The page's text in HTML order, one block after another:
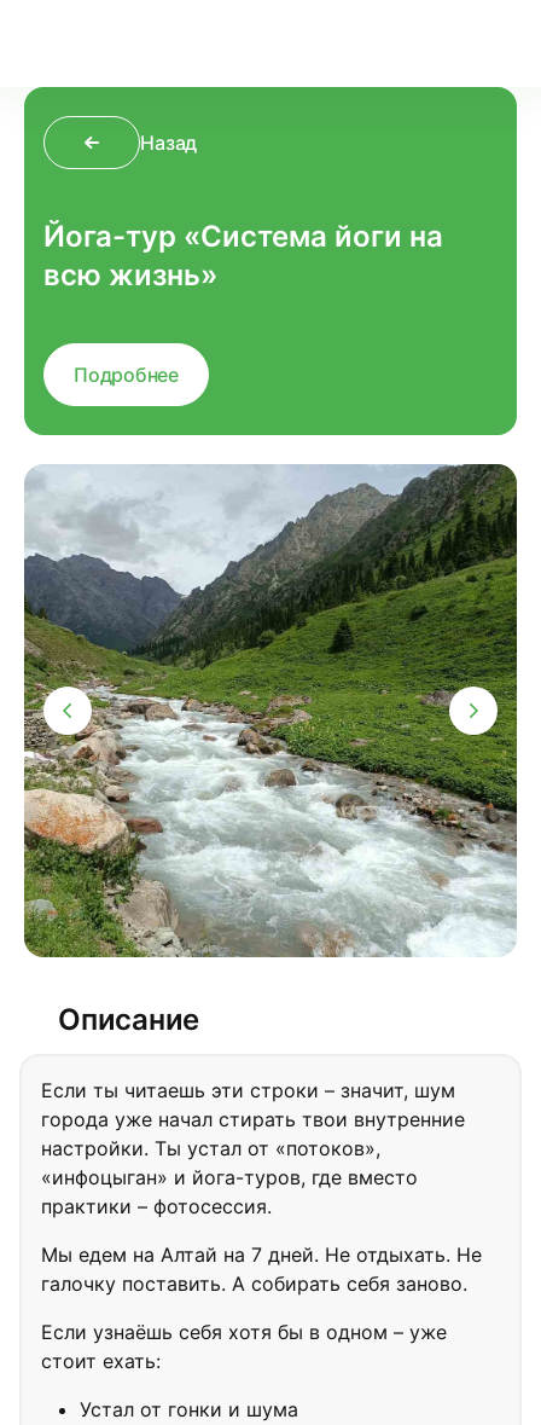
Назад
Йога-тур «Система йоги на
всю жизнь»
Подробнее
Описание
Если ты читаешь эти строки – значит, шум
города уже начал стирать твои внутренние
настройки. Ты устал от «потоков»,
«инфоцыган» и йога-туров, где вместо
практики – фотосессия.
Мы едем на Алтай на 7 дней. Не отдыхать. Не
галочку поставить. А собирать себя заново.
Если узнаёшь себя хотя бы в одном – уже
стоит ехать:
Устал от гонки и шума